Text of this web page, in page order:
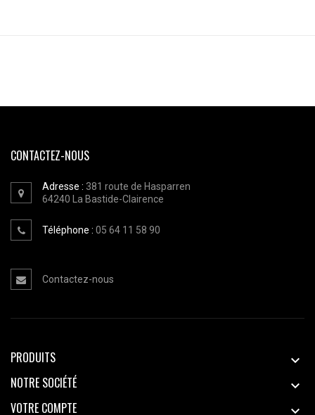
CONTACTEZ-NOUS
Adresse : 381 route de Hasparren
64240 La Bastide-Clairence
Téléphone : 05 64 11 58 90
Contactez-nous
PRODUITS

NOTRE SOCIÉTÉ

VOTRE COMPTE